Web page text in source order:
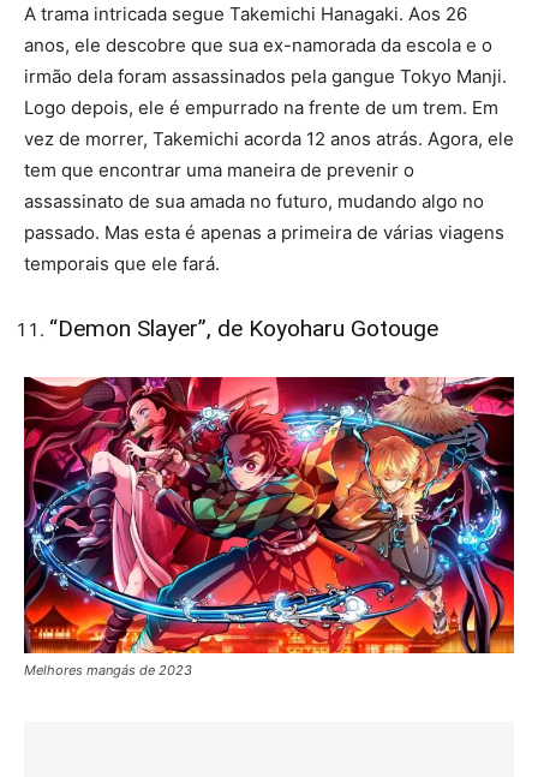
A trama intricada segue Takemichi Hanagaki. Aos 26
anos, ele descobre que sua ex-namorada da escola e o
irmão dela foram assassinados pela gangue Tokyo Manji.
Logo depois, ele é empurrado na frente de um trem. Em
vez de morrer, Takemichi acorda 12 anos atrás. Agora, ele
tem que encontrar uma maneira de prevenir o
assassinato de sua amada no futuro, mudando algo no
passado. Mas esta é apenas a primeira de várias viagens
temporais que ele fará.
“Demon Slayer”, de Koyoharu Gotouge
Melhores mangás de 2023